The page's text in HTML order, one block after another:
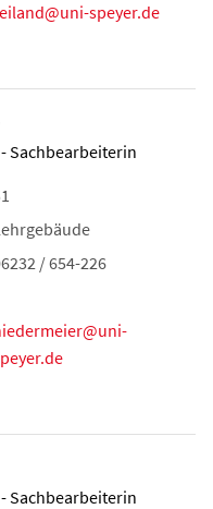
speyer.de
Sachbearbeiterin
/ 654-226
Sachbearbeiterin